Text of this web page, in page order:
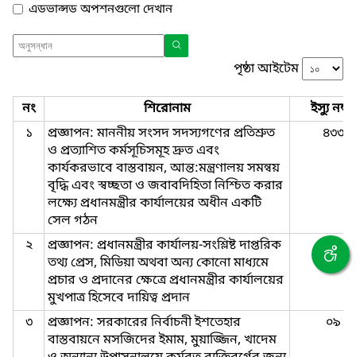
এডভান্সড অপশনগুলো দেখান
পৃষ্ঠা আইটেম
নং শিরোনাম
ইস্যু নম্বর
১
প্রজ্ঞাপন: মাননীয় সংসদ সদস্যগণের প্রতিশ্রুত
ও প্রত্যাশিত কর্মসূচিসমূহ দ্রুত এবং
কার্যকরভাবে বাস্তবায়ন, আন্ত:মন্ত্রণালয় সমন্বয়
বৃদ্ধি এবং স্বচ্ছতা ও জবাবদিহিতা নিশ্চিত করার
লক্ষ্যে প্রধানমন্ত্রীর কার্যালয়ের অধীন একটি
সেল গঠন
৪৩৩
২
প্রজ্ঞাপন: প্রধানমন্ত্রীর কার্যালয়-সংশ্লিষ্ট দাপ্তরিক
তথ্য প্রেস, মিডিয়া অথবা অন্য কোনো মাধ্যমে
প্রচার ও প্রদানের ক্ষেত্রে প্রধানমন্ত্রীর কার্যালয়ের
মুখপাত্র হিসেবে দায়িত্ব প্রদান
৫৩
৩
প্রজ্ঞাপন: সরকারের নির্বাচনী ইশতেহার
বাস্তবায়নে মসজিদের ইমাম, মুয়াজ্জিন, খাদেম
০৯